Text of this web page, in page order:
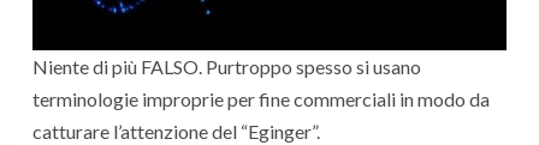
Niente di più FALSO. Purtroppo spesso si usano
terminologie improprie per fine commerciali in modo da
catturare l’attenzione del “Eginger”.